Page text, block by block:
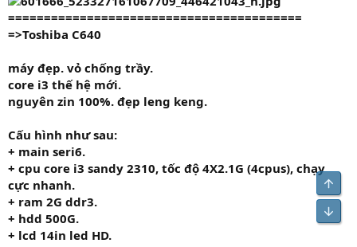
=========================================
=>Toshiba C640
máy đẹp. vỏ chống trầy.
core i3 thế hệ mới.
nguyên zin 100%. đẹp leng keng.
Cấu hình như sau:
+ main seri6.
+ cpu core i3 sandy 2310, tốc độ 4X2.1G (4cpus), chạy
cực nhanh.
+ ram 2G ddr3.
+ hdd 500G.
+ lcd 14in led HD.